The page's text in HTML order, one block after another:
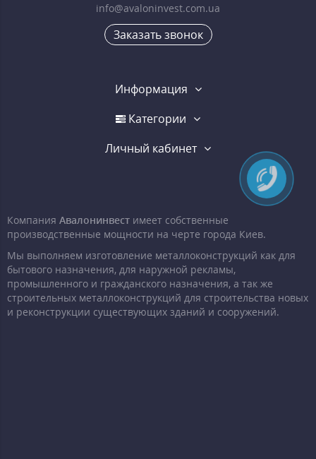
info@avaloninvest.com.ua
Заказать звонок
Информация
Категории
Личный кабинет
Компания Авалонинвест имеет собственные
производственные мощности на черте города Киев.
Мы выполняем изготовление металлоконструкций как для
бытового назначения, для наружной рекламы,
промышленного и гражданского назначения, а так же
строительных металлоконструкций для строительства новых
и реконструкции существующих зданий и сооружений.